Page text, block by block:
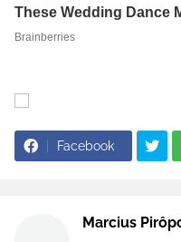
Facebook
Marcius